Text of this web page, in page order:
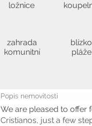
ložnice
zahrada
komunitní
blízko
pláže
Popis nemovitosti
We are pleased to offer
Cristianos, just a few